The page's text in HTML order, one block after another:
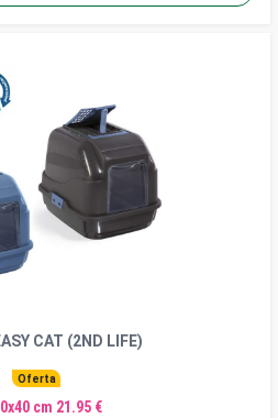
CAT (2ND LIFE)
Oferta
cm 21.95 €